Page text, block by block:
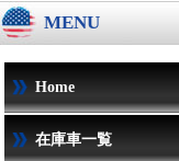
MENU
Home
在庫車一覧